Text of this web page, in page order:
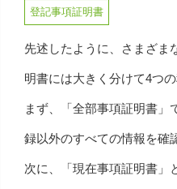
登記事項証明書
先述したように、さまざま
明書には大きく分けて4つの
まず、「全部事項証明書」
録以外のすべての情報を確
次に、「現在事項証明書」